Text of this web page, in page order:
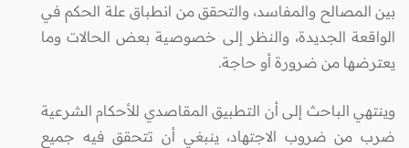
بين المصالح والمفاسد، والتحقق من انطباق علة الحكم في
الواقعة الجديدة، والنظر إلى خصوصية بعض الحالات وما
يعترضها من ضرورة أو حاجة.
وينتهي الباحث إلى أن التطبيق المقاصدي للأحكام الشرعية
ضرب من ضروب الاجتهاد، ينبغي أن تتحقق فيه جميع